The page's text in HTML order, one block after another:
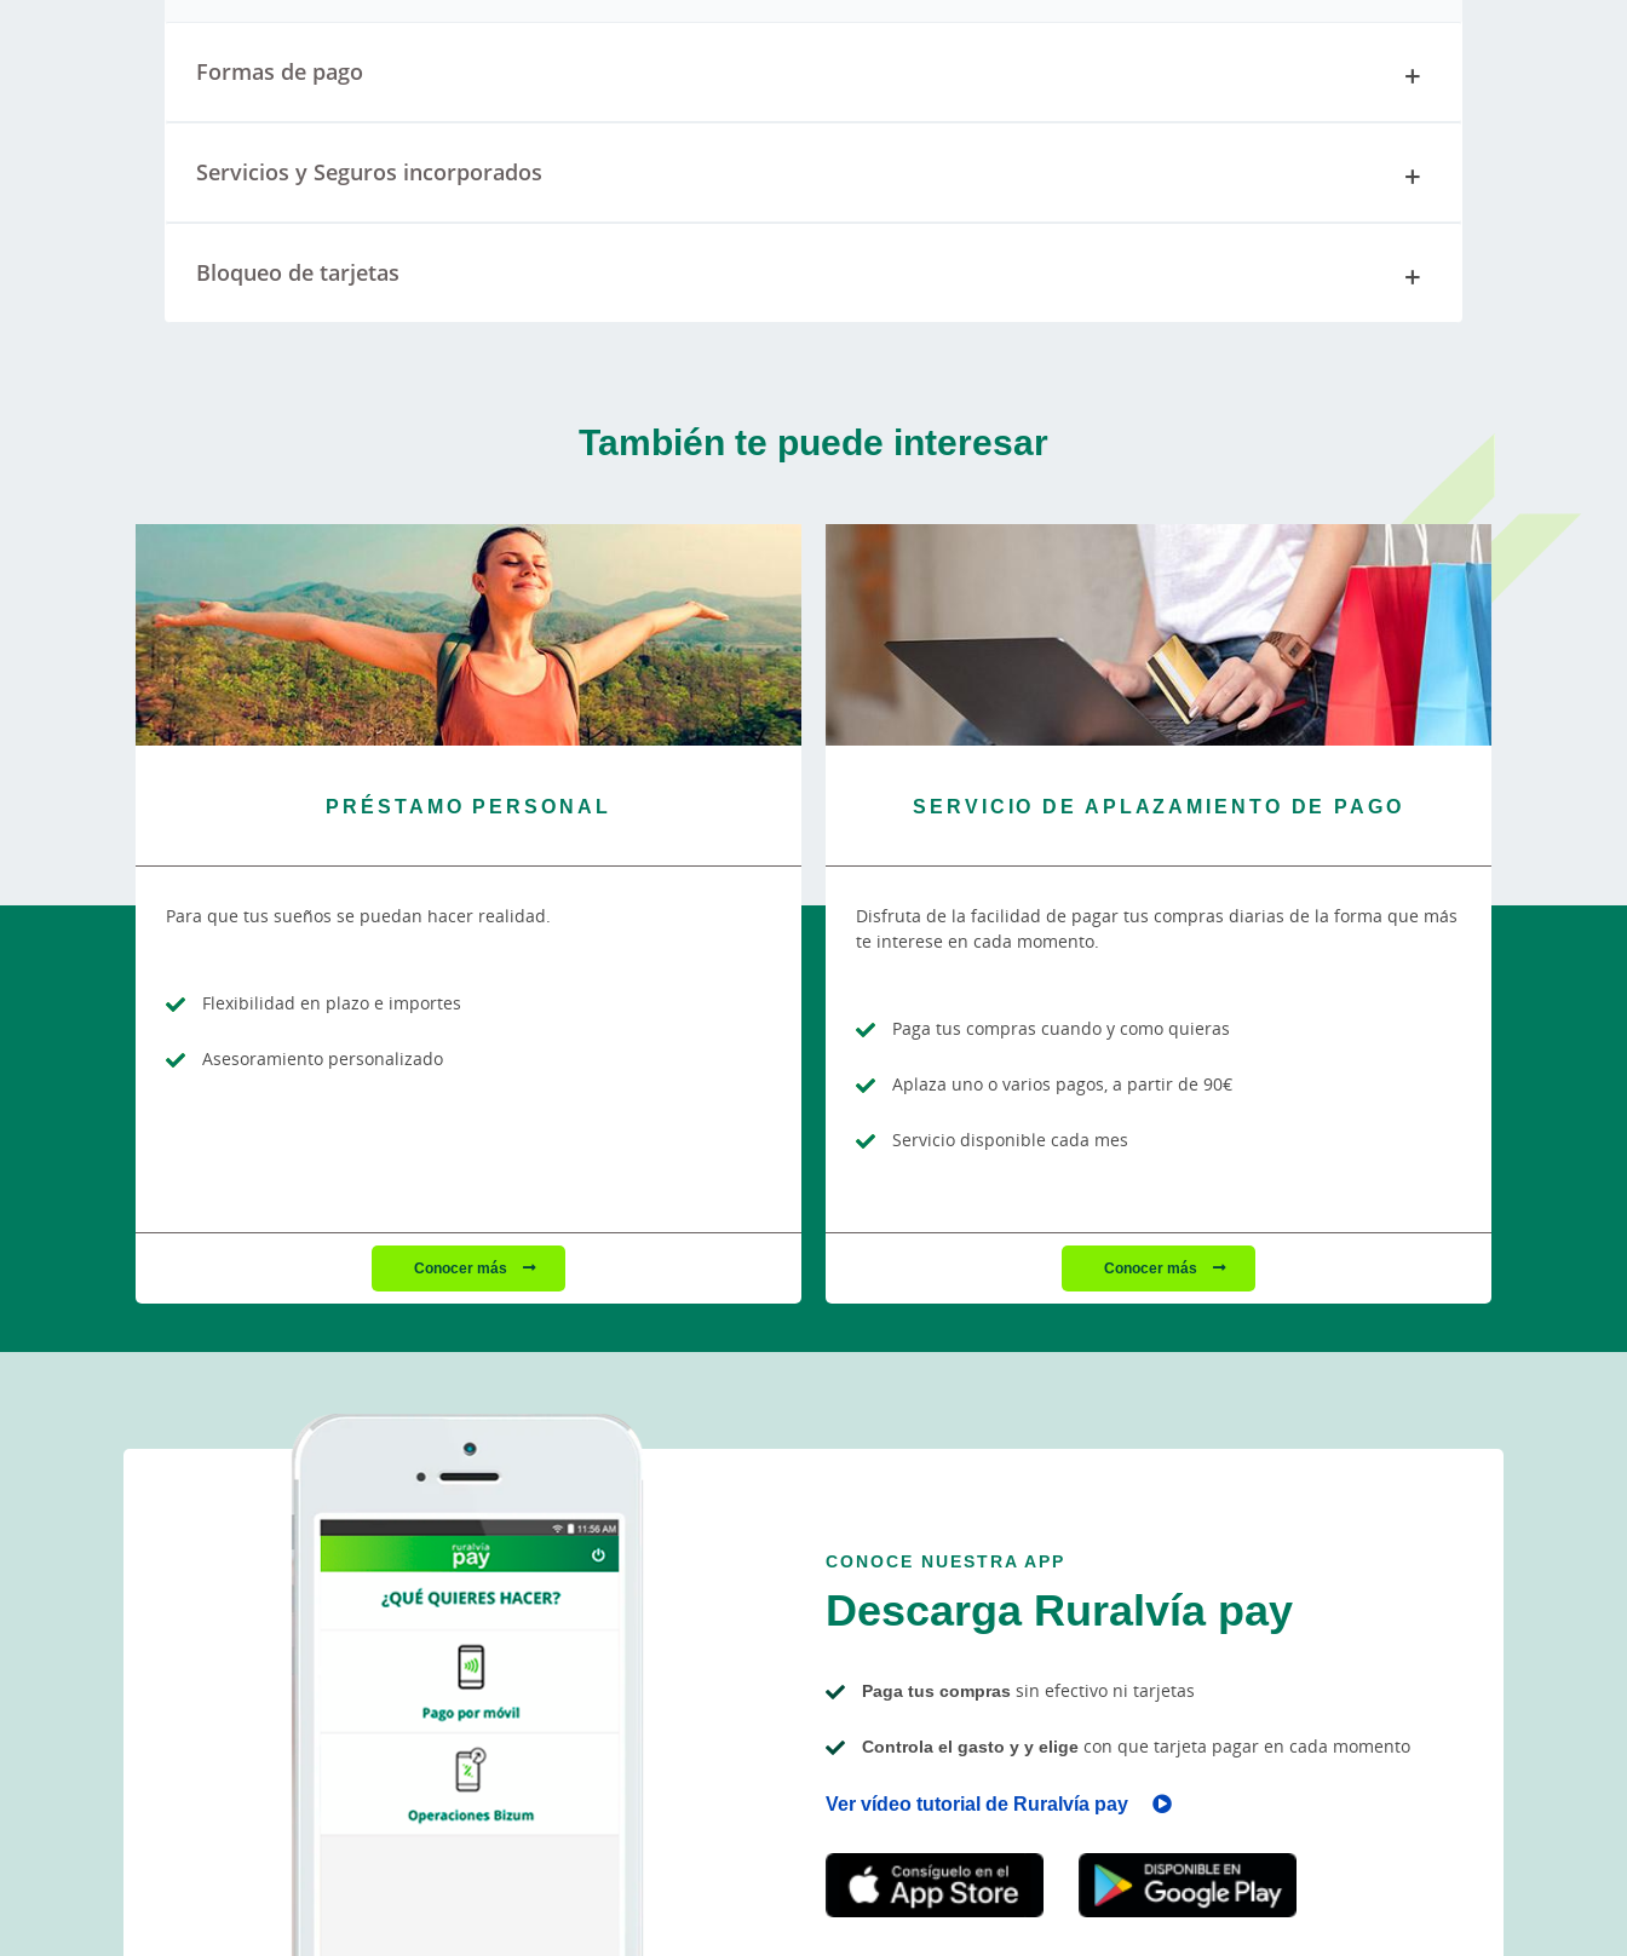
Formas de pago
Servicios y Seguros incorporados
Bloqueo de tarjetas
También te puede interesar
PRÉSTAMO PERSONAL
Para que tus sueños se puedan hacer realidad.
Flexibilidad en plazo e importes
Asesoramiento personalizado
Conocer más
SERVICIO DE APLAZAMIENTO DE PAGO
Disfruta de la facilidad de pagar tus compras diarias de la forma que más
te interese en cada momento.
Paga tus compras cuando y como quieras
Aplaza uno o varios pagos, a partir de 90€
Servicio disponible cada mes
Conocer más
CONOCE NUESTRA APP
Descarga Ruralvía pay
Paga tus compras sin efectivo ni tarjetas
Controla el gasto y y elige con que tarjeta pagar en cada momento
Ver vídeo tutorial de Ruralvía pay